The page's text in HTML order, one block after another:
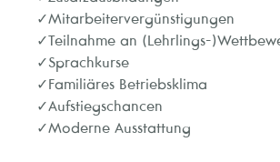
Mitarbeitervergünstigungen
Teilnahme an (Lehrlings-
Sprachkurse
Familiäres Betriebsklima
Aufstiegschancen
Moderne Ausstattung